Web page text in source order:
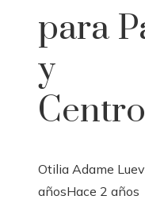
para
y
Otilia Adame
añosHace 2 años